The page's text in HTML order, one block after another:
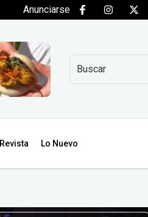
Anunciarse
Revista Lo Nuevo